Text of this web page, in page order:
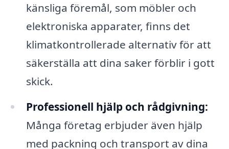
känsliga föremål, som möbler och
elektroniska apparater, finns det
klimatkontrollerade alternativ för att
säkerställa att dina saker förblir i gott
skick.
Professionell hjälp och rådgivning:
Många företag erbjuder även hjälp
med packning och transport av dina